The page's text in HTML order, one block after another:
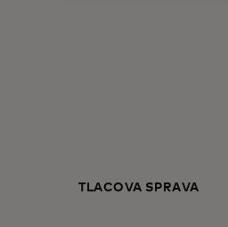
TLAČOVÁ SPRÁVA